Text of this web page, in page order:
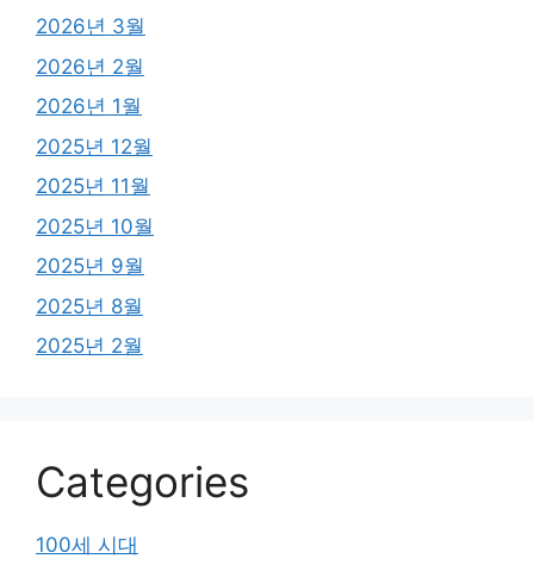
2026년 3월
2026년 2월
2026년 1월
2025년 12월
2025년 11월
2025년 10월
2025년 9월
2025년 8월
2025년 2월
Categories
100세 시대